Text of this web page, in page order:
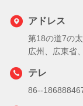
アドレス
第18の道7の
広州、広東省
テレ
86--